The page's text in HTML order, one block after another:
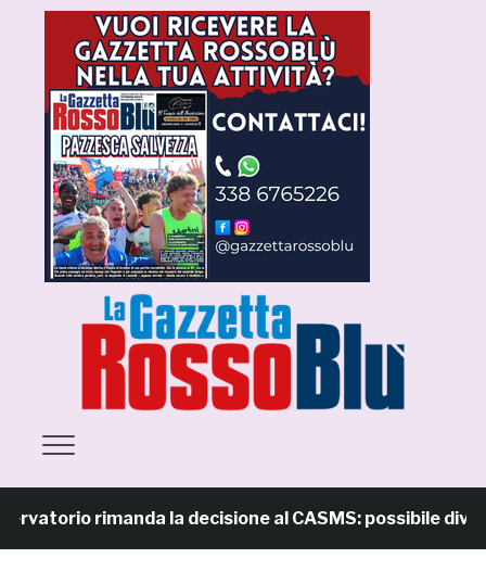
rimanda la decisione al CASMS: possibile divieto